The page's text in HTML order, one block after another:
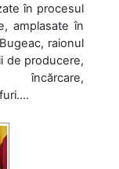
în procesul
amplasate în
raionul
de producere,